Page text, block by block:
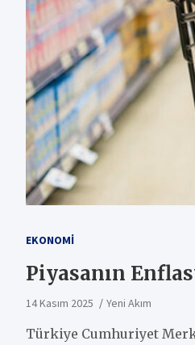
EKONOMI
Piyasanın
14 Kasım 2025 Yeni Akım
Türkiye Cumhuriyet